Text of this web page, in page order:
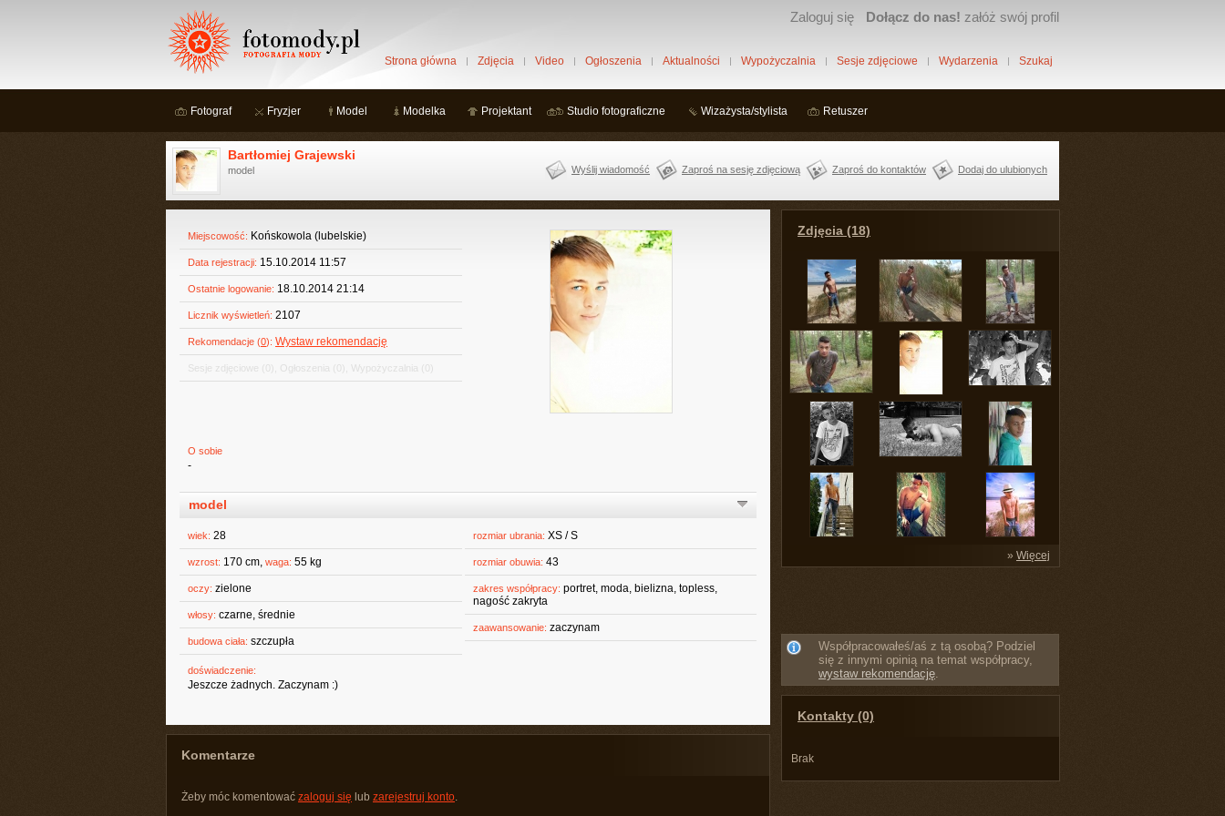
Zaloguj się Dołącz do nas! załóż swój profil
Strona główna Zdjęcia Video Ogłoszenia Aktualności Wypożyczalnia Sesje zdjęciowe Wydarzenia Szukaj
Fotograf Fryzjer Model Modelka Projektant Studio fotograficzne Wizażysta/stylista Retuszer
Bartłomiej Grajewski
model Wyślij wiadomość Zaproś na sesję zdjęciową Zaproś do kontaktów Dodaj do ulubionych
Miejscowość: Końskowola (lubelskie)
Data rejestracji: 15.10.2014 11:57
Ostatnie logowanie: 18.10.2014 21:14
Licznik wyświetleń: 2107
Rekomendacje (0): Wystaw rekomendację
Sesje zdjęciowe (0) Ogłoszenia (0) Wypożyczalnia (0)
O sobie
-
model
wiek: 28
wzrost: 170 cm, waga: 55 kg
oczy: zielone
włosy: czarne, średnie
budowa ciała: szczupła
rozmiar ubrania: XS / S
rozmiar obuwia: 43
zakres współpracy: portret, moda, bielizna, topless,
nagość zakryta
zaawansowanie: zaczynam
doświadczenie:
Jeszcze żadnych. Zaczynam :)
Komentarze
Żeby móc komentować zaloguj się lub zarejestruj konto.
Zdjęcia (18)
» Więcej
Współpracowałeś/aś z tą osobą? Podziel
się z innymi opinią na temat współpracy,
wystaw rekomendację.
Kontakty (0)
Brak